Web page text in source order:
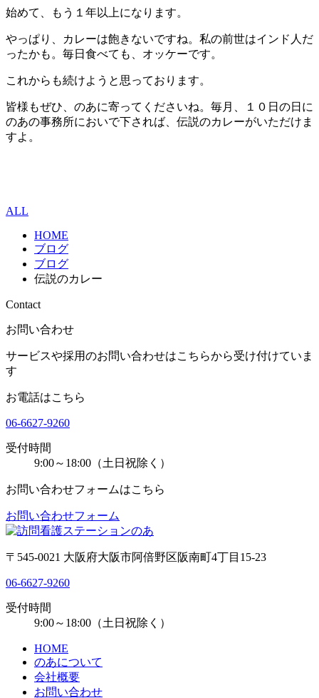
始めて、もう１年以上になります。
やっぱり、カレーは飽きないですね。私の前世はインド人だ
ったかも。毎日食べても、オッケーです。
これからも続けようと思っております。
皆様もぜひ、のあに寄ってくださいね。毎月、１０日の日に
のあの事務所においで下されば、伝説のカレーがいただけま
すよ。
ALL
HOME
ブログ
ブログ
伝説のカレー
Contact
お問い合わせ
サービスや採用のお問い合わせはこちらから受け付けていま
す
お電話はこちら
06-6627-9260
受付時間
9:00～18:00（土日祝除く）
お問い合わせフォームはこちら
お問い合わせフォーム
〒545-0021 大阪府大阪市阿倍野区阪南町4丁目15-23
06-6627-9260
受付時間
9:00～18:00（土日祝除く）
HOME
のあについて
会社概要
お問い合わせ